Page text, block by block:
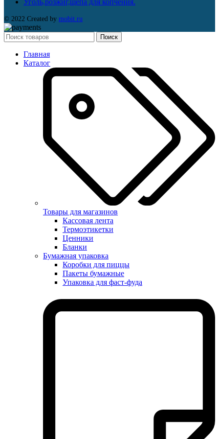
Уголь,розжиг,щепа для копчения.
© 2022 Created by mobit.ru
Поиск
Главная
Каталог
Товары для магазинов
Кассовая лента
Термоэтикетки
Ценники
Бланки
Бумажная упаковка
Коробки для пиццы
Пакеты бумажные
Упаковка для фаст-фуда